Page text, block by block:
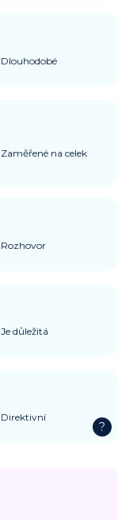
Dlouhodobé
Zaměřené na celek
Rozhovor
Je důležitá
Direktivní
?